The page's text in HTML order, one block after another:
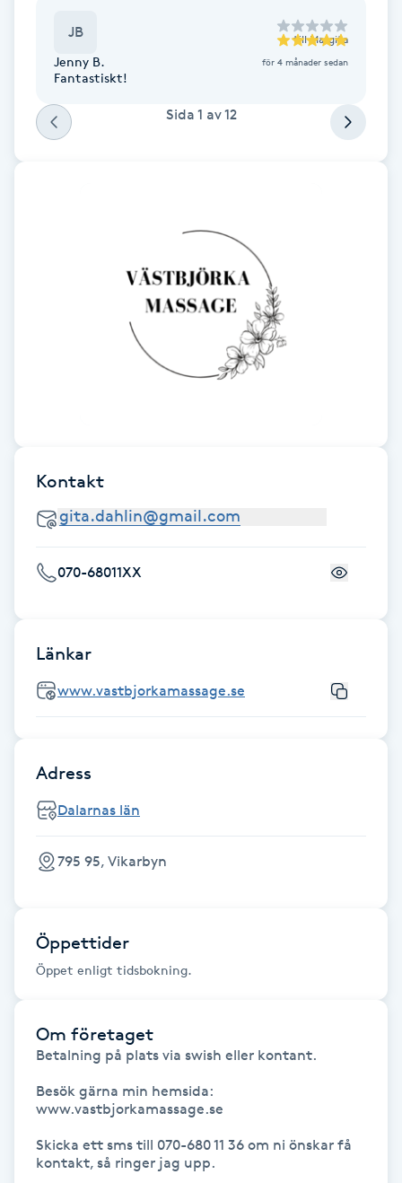
Face framing
Faceliftmassage
Fet hårbotten
Fransar
Fransborttagning
Fransfärgning
Fransförlängning Megavolym
Fransförlängning Volym
Fransk manikyr
Fransrengöring
Friskvård
Funktionsanalys
Färgning
JB till Margita
Jenny B. för 4 månader sedan
Fantastiskt!
Sida 1 av12
Kontakt
070-68011XX
Länkar
www.vastbjorkamassage.se
Adress
Dalarnas län
795 95, Vikarbyn
Öppettider
Öppet enligt tidsbokning.
Om företaget
Betalning på plats via swish eller kontant.
Besök gärna min hemsida:
www.vastbjorkamassage.se
Skicka ett sms till 070-680 11 36 om ni önskar få
kontakt, så ringer jag upp.